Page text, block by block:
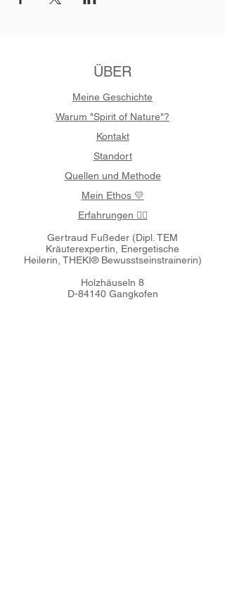
ÜBER
Meine Geschichte
Warum "Spirit of Nature"?
Kontakt
Standort
Quellen und Methode
Mein Ethos 💛
Erfahrungen 🧚‍♀️
Gertraud Fußeder (Dipl. TEM
Kräuterexpertin, Energetische
Heilerin, THEKI® Bewusstseinstrainerin)
Holzhäuseln 8
D-84140 Gangkofen